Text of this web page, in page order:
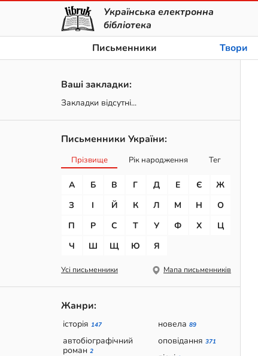
Українська електронна
бібліотека
Письменники Твори
Ваші закладки:
Закладки відсутні...
Письменники України:
Прізвище Рік народження Тег
А Б В Г Д Е Є
Ж
З
І Й К Л М Н
О
П
Р С Т У Ф Х
Ц
Ч
Ш Щ Ю Я
Усі письменники Мапа письменників
Жанри:
історія 147
автобіографічний
роман 2
новела 89
оповідання 371